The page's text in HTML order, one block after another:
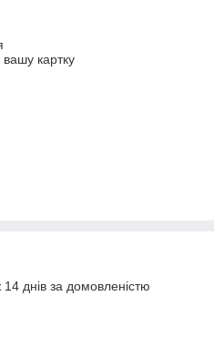
картку
днів за домовленістю